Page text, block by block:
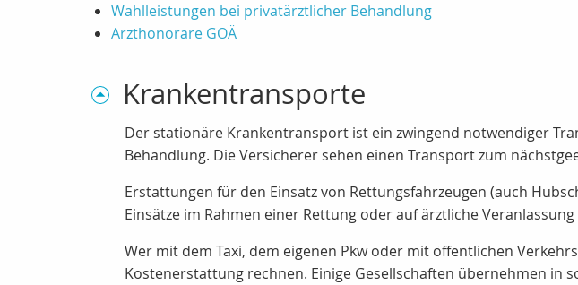
Wahlleistungen bei privatärztlicher Behandlung
Arzthonorare GOÄ
Krankentransporte
Der stationäre Krankentransport ist ein zwingend notwendiger
Behandlung. Die Versicherer sehen einen Transport zum
Erstattungen für den Einsatz von Rettungsfahrzeugen (auch
Einsätze im Rahmen einer Rettung oder auf ärztliche
Wer mit dem Taxi, dem eigenen Pkw oder mit öffentlichen
Kostenerstattung rechnen. Einige Gesellschaften übernehmen in